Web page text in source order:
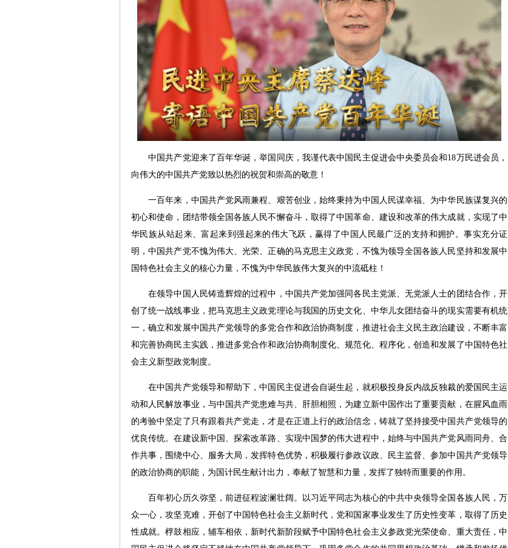
中国共产党迎来了百年华诞，举国同庆，我谨代表中国民主促进会中央委员会和18万民进会员，
向伟大的中国共产党致以热烈的祝贺和崇高的敬意！
一百年来，中国共产党风雨兼程、艰苦创业，始终秉持为中国人民谋幸福、为中华民族谋复兴的
初心和使命，团结带领全国各族人民不懈奋斗，取得了中国革命、建设和改革的伟大成就，实现了中
华民族从站起来、富起来到强起来的伟大飞跃，赢得了中国人民最广泛的支持和拥护。事实充分证
明，中国共产党不愧为伟大、光荣、正确的马克思主义政党，不愧为领导全国各族人民坚持和发展中
国特色社会主义的核心力量，不愧为中华民族伟大复兴的中流砥柱！
在领导中国人民铸造辉煌的过程中，中国共产党加强同各民主党派、无党派人士的团结合作，开
创了统一战线事业，把马克思主义政党理论与我国的历史文化、中华儿女团结奋斗的现实需要有机统
一，确立和发展中国共产党领导的多党合作和政治协商制度，推进社会主义民主政治建设，不断丰富
和完善协商民主实践，推进多党合作和政治协商制度化、规范化、程序化，创造和发展了中国特色社
会主义新型政党制度。
在中国共产党领导和帮助下，中国民主促进会自诞生起，就积极投身反内战反独裁的爱国民主运
动和人民解放事业，与中国共产党患难与共、肝胆相照，为建立新中国作出了重要贡献，在腥风血雨
的考验中坚定了只有跟着共产党走，才是在正道上行的政治信念，铸就了坚持接受中国共产党领导的
优良传统。在建设新中国、探索改革路、实现中国梦的伟大进程中，始终与中国共产党风雨同舟、合
作共事，围绕中心、服务大局，发挥特色优势，积极履行参政议政、民主监督、参加中国共产党领导
的政治协商的职能，为国计民生献计出力，奉献了智慧和力量，发挥了独特而重要的作用。
百年初心历久弥坚，前进征程波澜壮阔。以习近平同志为核心的中共中央领导全国各族人民，万
众一心，攻坚克难，开创了中国特色社会主义新时代，党和国家事业发生了历史性变革，取得了历史
性成就。桴鼓相应，辅车相依，新时代新阶段赋予中国特色社会主义参政党光荣使命、重大责任，中